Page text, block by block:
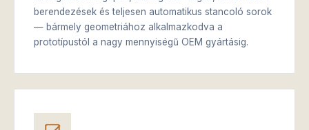
berendezések és teljesen automatikus stancoló sorok
— bármely geometriához alkalmazkodva a
prototípustól a nagy mennyiségű OEM gyártásig.